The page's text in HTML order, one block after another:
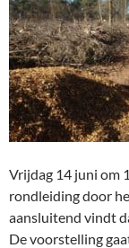
Vrijdag 14 juni om
rondleiding door
aansluitend vindt
De voorstelling